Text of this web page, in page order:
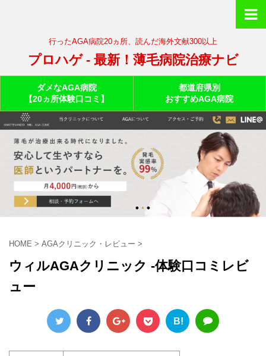
行ったAGA病院20ヵ所、読んだ海外文献300以上
プロハゲ - 最新！薄毛病院治療ナビ
ダメなAGA病院
【20ヵ所体験口コミ】
都道府県別
おすすめAGA病院
HOME > AGAクリニック・レビュー >
ウィルAGAクリニック -体験口コミレビ
ュー
B!